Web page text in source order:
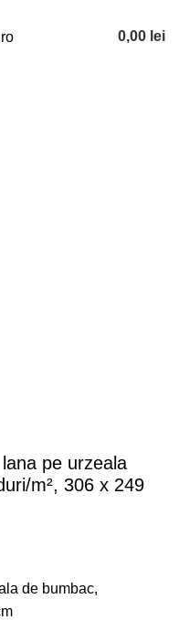
0,00 lei
pe urzeala
m², 306 x 249
de bumbac,